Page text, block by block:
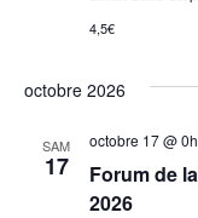
4,5€
octobre 2026
SAM
17
Forum de
2026
octobre 17 @